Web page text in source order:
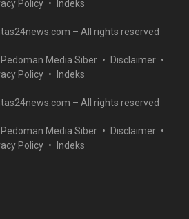
Policy
Indeks
– All rights reserved
Pedoman Media Siber
Disclaimer
Policy
Indeks
– All rights reserved
Pedoman Media Siber
Disclaimer
Policy
Indeks